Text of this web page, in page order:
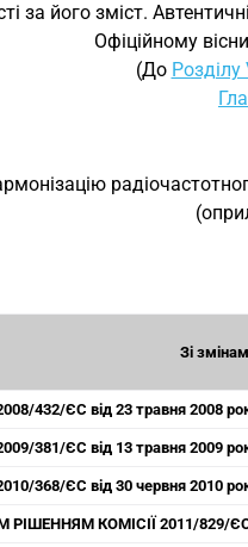
за його зміст.
Офіційному
(До Розділу
Зі
432/ЄС від 23 травня 2008
381/ЄС від 13 травня 2009
368/ЄС від 30 червня 2010
КОМІСІЇ 2011/829/ЄС